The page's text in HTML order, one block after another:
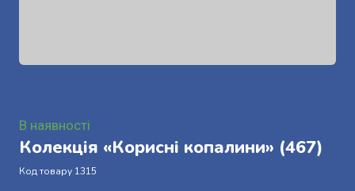
В наявності
Колекція «Корисні копалини» (467)
Код товару 1315